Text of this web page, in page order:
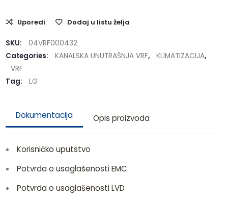
Uporedi Dodaj u listu želja
SKU:
04VRF000432
Categories:
KANALSKA UNUTRAŠNJA VRF, KLIMATIZACIJA,
VRF
Tag:
LG
Dokumentacija Opis proizvoda
Korisničko uputstvo
Potvrda o usaglašenosti EMC
Potvrda o usaglašenosti LVD